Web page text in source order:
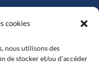
cookies
nous utilisons des
de stocker et/ou d'accéder